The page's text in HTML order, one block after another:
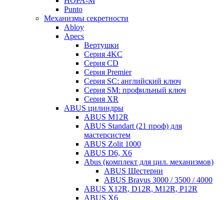
Punto
Механизмы секретности
Abloy
Apecs
Вертушки
Серия 4KC
Серия CD
Серия Premier
Серия SC: английский ключ
Серия SM: профильный ключ
Серия XR
ABUS цилиндры
ABUS M12R
ABUS Standart (21 проф) для
мастерсистем
ABUS Zolit 1000
ABUS D6, X6
Abus (комплект для цил. механизмов)
ABUS Шестерни
ABUS Bravus 3000 / 3500 / 4000
ABUS X12R, D12R, M12R, P12R
ABUS X6